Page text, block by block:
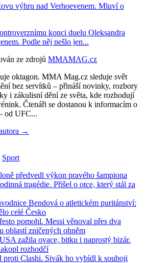
výhru nad Verhoevenem. Mluví o
konci duelu Oleksandra
Podle něj nešlo jen...
ze zdrojů MMAMAG.cz
oktagon. MMA Mag.cz sleduje svět
bez servítků – přináší novinky, rozbory
i zákulisní dění ze světa, kde rozhodují
Čtenáři se dostanou k informacím o
od UFC...
→
Sport
předvedl výkon pravého šampiona
tragédie. Přišel o otce, který stál za
Bendová o atletickém puritánství:
celé Česko
pomohl. Messi věnoval přes dva
oblastí zničených ohněm
zažila ovace, bitku i naprostý bizár.
rozhodčí
proti Clashi. Sivák ho vybídl k souboji